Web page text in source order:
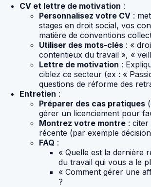
CV et lettre de motivation :
Personnalisez votre CV :
stages en droit social, vos
matière de conventions
Utiliser des mots-clés : «
contentieux du travail », «
Lettre de motivation :
ciblez ce secteur (ex : «
questions de réforme des
Entretien :
Préparer des cas pratiques
gérer un licenciement pour
Montrez votre montre : citer
récente (par exemple
FAQ :
« Quelle est la dernière
du travail qui vous a le
« Comment gérer une
?